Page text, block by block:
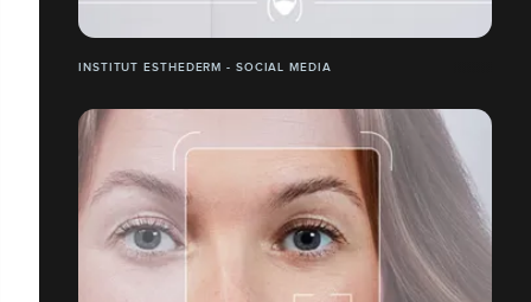
INSTITUT ESTHEDERM - SOCIAL MEDIA